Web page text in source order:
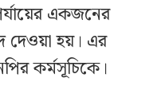
একজনের
দেওয়া হয়। এর
কর্মসূচিকে।